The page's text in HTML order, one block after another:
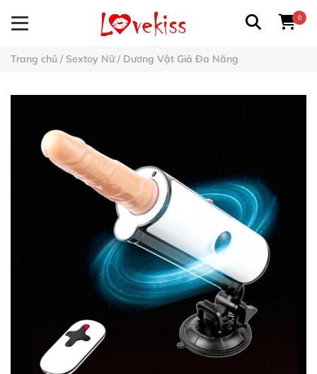
0
Trang chủ / Sextoy Nữ/ Dương Vật Giả Đa Năng